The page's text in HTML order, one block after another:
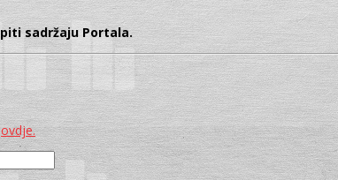
sadržaju Portala.
ovdje.